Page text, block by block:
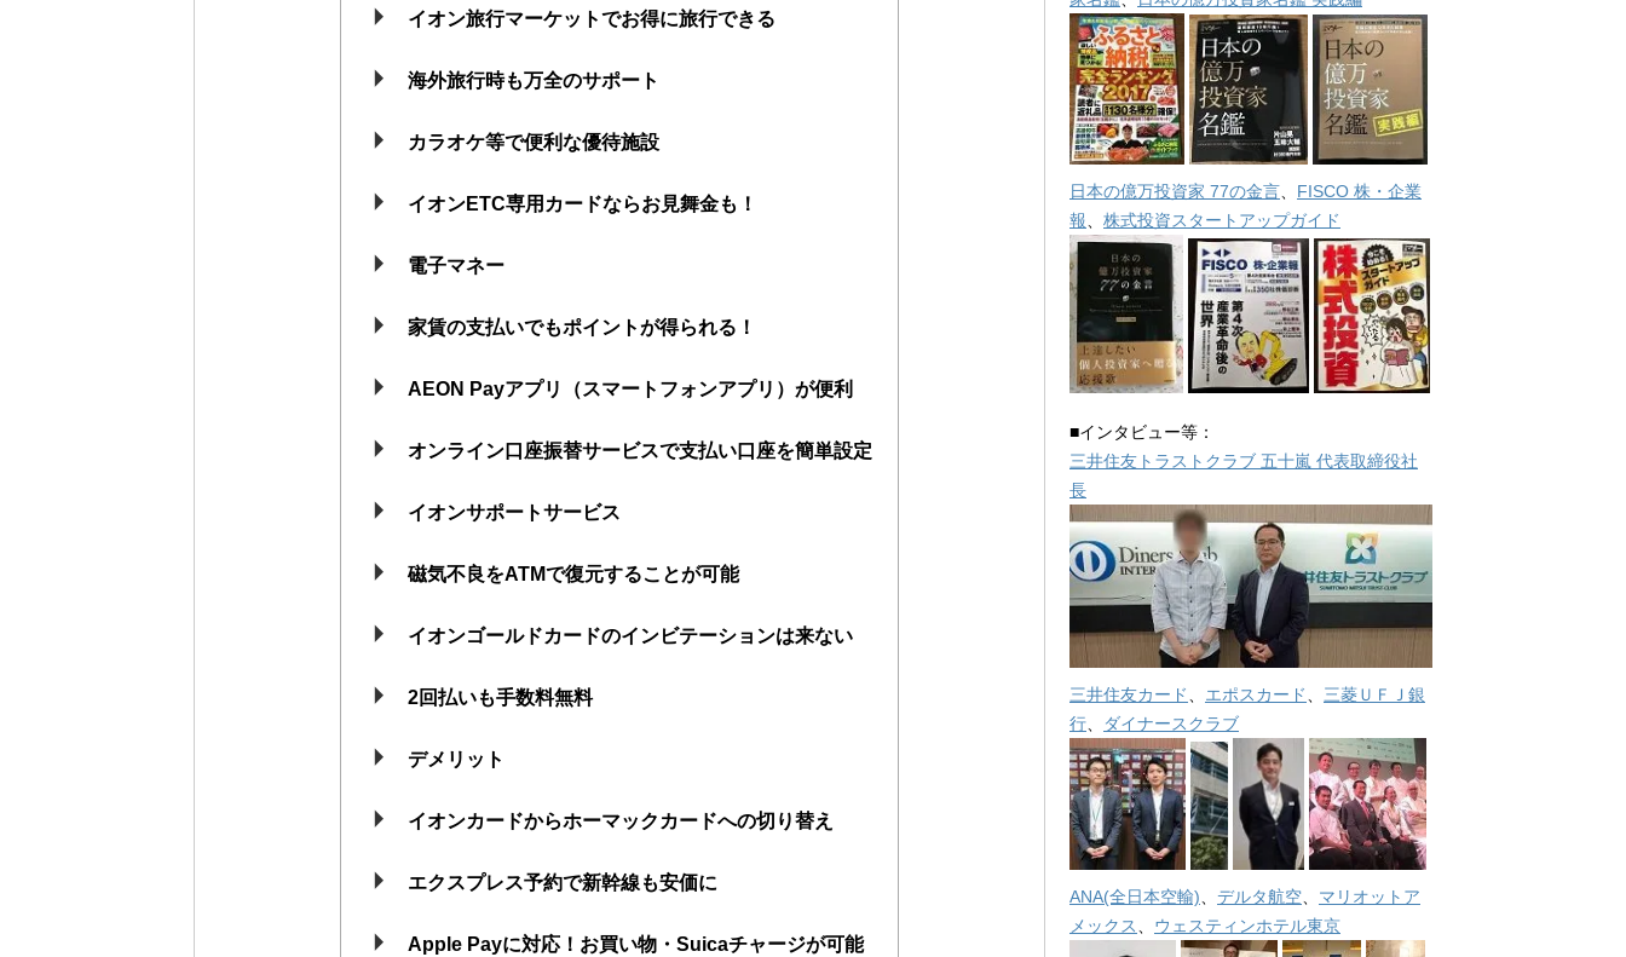
イオン旅行マーケットでお得に旅行できる
海外旅行時も万全のサポート
カラオケ等で便利な優待施設
イオンETC専用カードならお見舞金も！
電子マネー
家賃の支払いでもポイントが得られる！
AEON Payアプリ（スマートフォンアプリ）が便利
オンライン口座振替サービスで支払い口座を簡単設定
イオンサポートサービス
磁気不良をATMで復元することが可能
イオンゴールドカードのインビテーションは来ない
2回払いも手数料無料
デメリット
イオンカードからホーマックカードへの切り替え
エクスプレス予約で新幹線も安価に
Apple Payに対応！お買い物・Suicaチャージが可能
日本の億万投資家 77の金言、 FISCO 株・企業
報、 株式投資スタートアップガイド
■インタビュー等：
三井住友トラストクラブ 五十嵐 代表取締役社
長
三井住友カード エポスカード
三菱ＵＦＪ銀
行
ダイナースクラブ
ANA(全日本空輸) デルタ航空
マリオットア
メックス
ウェスティンホテル東京